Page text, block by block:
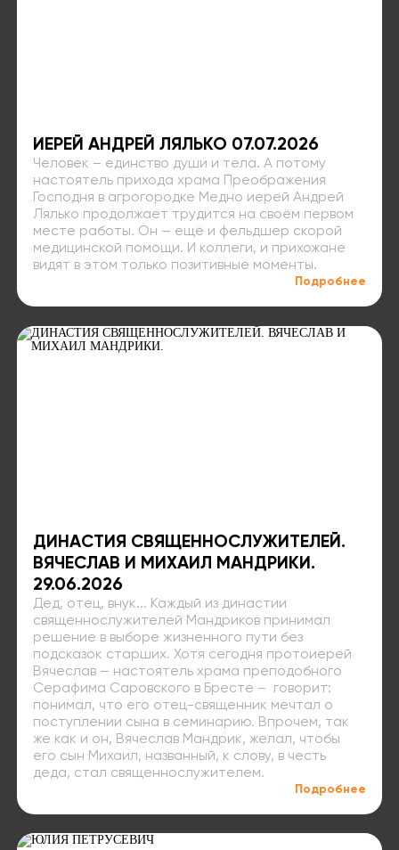
ИЕРЕЙ АНДРЕЙ ЛЯЛЬКО 07.07.2026
Человек – единство души и тела. А потому
настоятель прихода храма Преображения
Господня в агрогородке Медно иерей Андрей
Лялько продолжает трудится на своём первом
месте работы. Он — ещё и фельдшер скорой
медицинской помощи. И коллеги, и прихожане
видят в этом только позитивные моменты.
Подробнее
ДИНАСТИЯ СВЯЩЕННОСЛУЖИТЕЛЕЙ.
ВЯЧЕСЛАВ И МИХАИЛ МАНДРИКИ.
29.06.2026
Дед, отец, внук... Каждый из династии
священнослужителей Мандриков принимал
решение в выборе жизненного пути без
подсказок старших. Хотя сегодня протоиерей
Вячеслав — настоятель храма преподобного
Серафима Саровского в Бресте – говорит:
понимал, что его отец-священник мечтал о
поступлении сына в семинарию. Впрочем, так
же как и он, Вячеслав Мандрик, желал, чтобы
его сын Михаил, названный, к слову, в честь
деда, стал священнослужителем.
Подробнее